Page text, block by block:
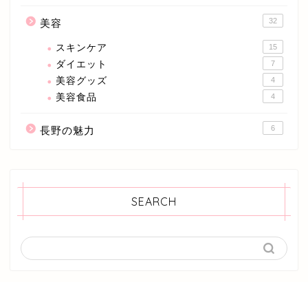
美容 32
スキンケア 15
ダイエット 7
美容グッズ 4
美容食品 4
長野の魅力 6
SEARCH